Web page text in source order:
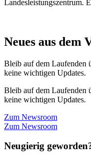
Landesleistungszentrum.
Neues aus dem
Bleib auf dem Laufenden
keine wichtigen Updates.
Bleib auf dem Laufenden
keine wichtigen Updates.
Zum Newsroom
Zum Newsroom
Neugierig